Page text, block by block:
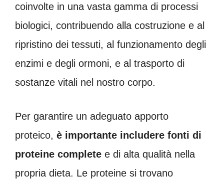
coinvolte in una vasta gamma di processi
biologici, contribuendo alla costruzione e al
ripristino dei tessuti, al funzionamento degli
enzimi e degli ormoni, e al trasporto di
sostanze vitali nel nostro corpo.
Per garantire un adeguato apporto
proteico, è importante includere fonti di
proteine complete e di alta qualità nella
propria dieta. Le proteine si trovano